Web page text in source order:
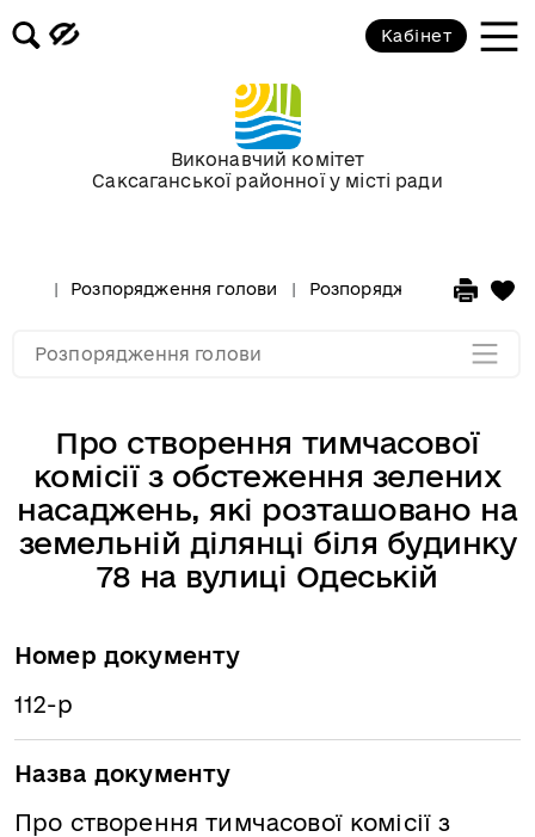
Виконавчий комітет
Саксаганської районної у місті ради
Кабінет
Розпорядження голови Розпорядження голови
Про створення тимчасової
комісії з обстеження зелених
насаджень, які розташовано на
земельній ділянці біля будинку
78 на вулиці Одеській
Номер документу
112-р
Назва документу
Про створення тимчасової комісії з
Розпорядження голови
Розпорядження голови за 2017 рік